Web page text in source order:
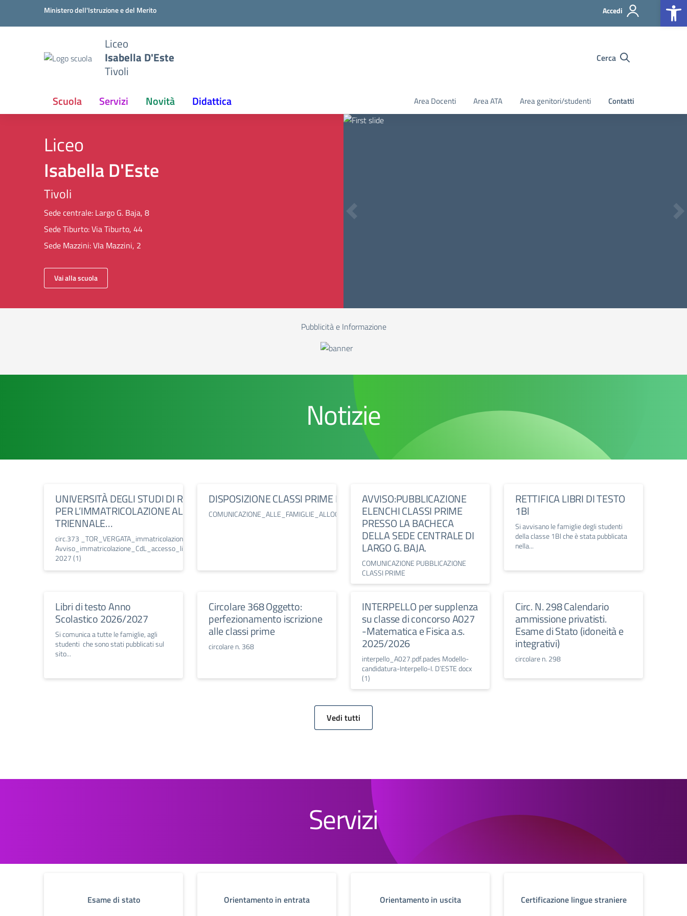
Vai ai contenuti
Vai al menu di navigazioneMinistero dell'Istruzione e del Merito Accedi
Liceo
Isabella D'Este
Tivoli
Cerca
Scuola Servizi Novità Didattica Area Docenti Area ATA Area genitori/studenti Contatti
Liceo
Isabella D'Este
Tivoli
Sede centrale: Largo G. Baja, 8
Sede Tiburto: Via Tiburto, 44
Sede Mazzini: VIa Mazzini, 2
Vai alla scuola
Pubblicità e Informazione
Notizie
UNIVERSITÀ DEGLI STUDI DI ROMA “TOR VERGATA” AVVISO
PER L’IMMATRICOLAZIONE AL CORSO DI LAUREA
TRIENNALE…
circ.373 _TOR_VERGATA_immatricolazioni_aa_2026_2027 (1)
Avviso_immatricolazione_CdL_accesso_libero_LETTERE_E_FILOSOFIA_a.a.2026-
2027 (1)
DISPOSIZIONE CLASSI PRIME NEI VARI PLESSI
COMUNICAZIONE_ALLE_FAMIGLIE_ALLOCAZIONE_CLASSI_PRIME
AVVISO:PUBBLICAZIONE
ELENCHI CLASSI PRIME
PRESSO LA BACHECA
DELLA SEDE CENTRALE DI
LARGO G. BAJA.
COMUNICAZIONE PUBBLICAZIONE
CLASSI PRIME
RETTIFICA LIBRI DI TESTO
1Bl
Si avvisano le famiglie degli studenti
della classe 1Bl che è stata pubblicata
nella...
Libri di testo Anno
Scolastico 2026/2027
Si comunica a tutte le famiglie, agli
studenti che sono stati pubblicati sul
sito...
Circolare 368 Oggetto:
perfezionamento iscrizione
alle classi prime
circolare n. 368
INTERPELLO per supplenza
su classe di concorso A027
-Matematica e Fisica a.s.
2025/2026
interpello_A027.pdf.pades Modello-
candidatura-Interpello-I. D’ESTE docx
(1)
Circ. N. 298 Calendario
ammissione privatisti.
Esame di Stato (idoneità e
integrativi)
circolare n. 298
Vedi tutti
Servizi
Esame di stato Orientamento in entrata Orientamento in uscita Certificazione lingue straniere